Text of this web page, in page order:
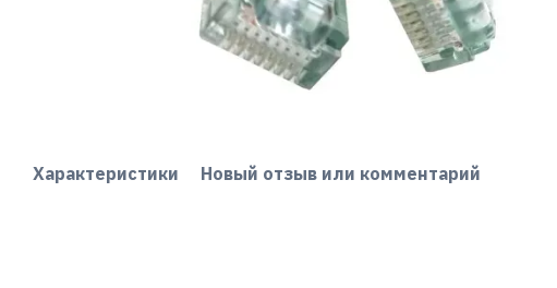
Характеристики Новый отзыв или комментарий